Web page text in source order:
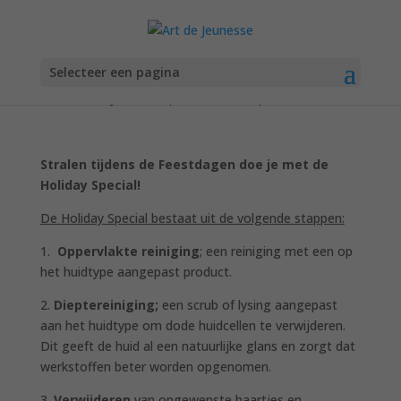
Selecteer een pagina
Holiday Special
Stralen tijdens de Feestdagen doe je met de
Holiday Special!
De Holiday Special bestaat uit de volgende stappen:
1. Oppervlakte reiniging; een reiniging met een op
het huidtype aangepast product.
2. Dieptereiniging; een scrub of lysing aangepast
aan het huidtype om dode huidcellen te verwijderen.
Dit geeft de huid al een natuurlijke glans en zorgt dat
werkstoffen beter worden opgenomen.